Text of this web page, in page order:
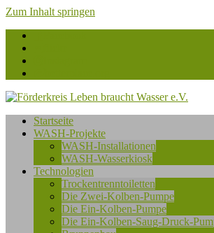
Zum Inhalt springen
Förderkreis
Leben
e.V.
Startseite
WASH-Projekte
WASH-Installationen
WASH-Wasserkiosk
Technologien
Trockentrenntoiletten
Die Zwei-Kolben-Pumpe
Die Ein-Kolben-Pumpe
Die Ein-Kolben-Saug-Druck-